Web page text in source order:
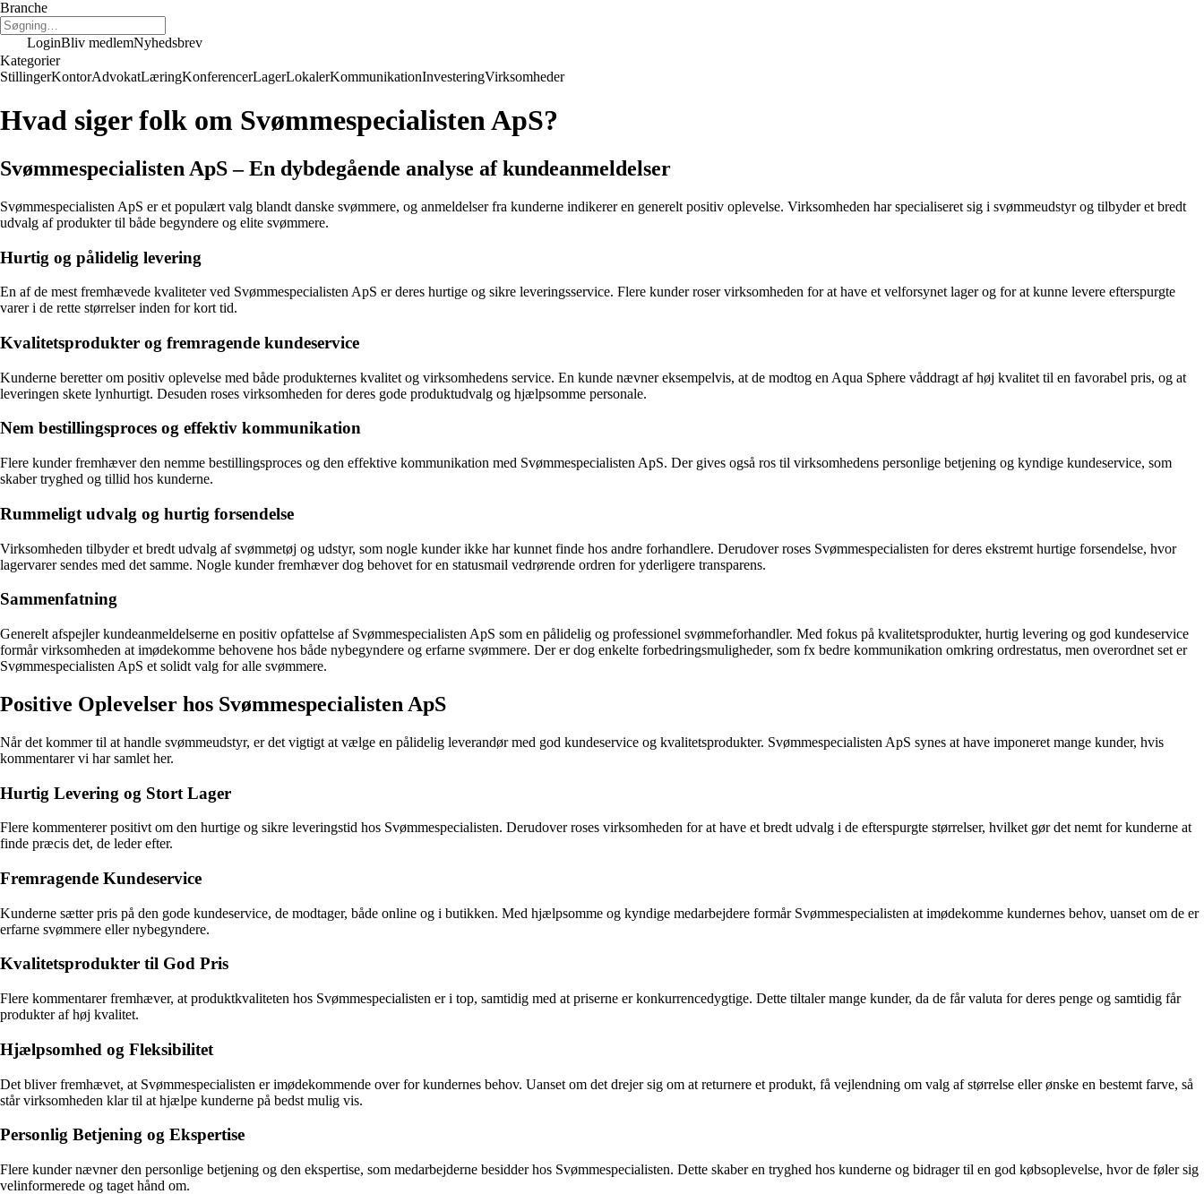
Branche
LoginBliv medlemNyhedsbrev
Kategorier
StillingerKontorAdvokatLæringKonferencerLagerLokalerKommunikationInvesteringVirksomheder
Hvad siger folk om Svømmespecialisten ApS?
Svømmespecialisten ApS – En dybdegående analyse af kundeanmeldelser
Svømmespecialisten ApS er et populært valg blandt danske svømmere, og anmeldelser fra kunderne indikerer en generelt positiv oplevelse. Virksomheden har specialiseret sig i svømmeudstyr og tilbyder et bredt
udvalg af produkter til både begyndere og elite svømmere.
Hurtig og pålidelig levering
En af de mest fremhævede kvaliteter ved Svømmespecialisten ApS er deres hurtige og sikre leveringsservice. Flere kunder roser virksomheden for at have et velforsynet lager og for at kunne levere efterspurgte
varer i de rette størrelser inden for kort tid.
Kvalitetsprodukter og fremragende kundeservice
Kunderne beretter om positiv oplevelse med både produkternes kvalitet og virksomhedens service. En kunde nævner eksempelvis, at de modtog en Aqua Sphere våddragt af høj kvalitet til en favorabel pris, og at
leveringen skete lynhurtigt. Desuden roses virksomheden for deres gode produktudvalg og hjælpsomme personale.
Nem bestillingsproces og effektiv kommunikation
Flere kunder fremhæver den nemme bestillingsproces og den effektive kommunikation med Svømmespecialisten ApS. Der gives også ros til virksomhedens personlige betjening og kyndige kundeservice, som
skaber tryghed og tillid hos kunderne.
Rummeligt udvalg og hurtig forsendelse
Virksomheden tilbyder et bredt udvalg af svømmetøj og udstyr, som nogle kunder ikke har kunnet finde hos andre forhandlere. Derudover roses Svømmespecialisten for deres ekstremt hurtige forsendelse, hvor
lagervarer sendes med det samme. Nogle kunder fremhæver dog behovet for en statusmail vedrørende ordren for yderligere transparens.
Sammenfatning
Generelt afspejler kundeanmeldelserne en positiv opfattelse af Svømmespecialisten ApS som en pålidelig og professionel svømmeforhandler. Med fokus på kvalitetsprodukter, hurtig levering og god kundeservice
formår virksomheden at imødekomme behovene hos både nybegyndere og erfarne svømmere. Der er dog enkelte forbedringsmuligheder, som fx bedre kommunikation omkring ordrestatus, men overordnet set er
Svømmespecialisten ApS et solidt valg for alle svømmere.
Positive Oplevelser hos Svømmespecialisten ApS
Når det kommer til at handle svømmeudstyr, er det vigtigt at vælge en pålidelig leverandør med god kundeservice og kvalitetsprodukter. Svømmespecialisten ApS synes at have imponeret mange kunder, hvis
kommentarer vi har samlet her.
Hurtig Levering og Stort Lager
Flere kommenterer positivt om den hurtige og sikre leveringstid hos Svømmespecialisten. Derudover roses virksomheden for at have et bredt udvalg i de efterspurgte størrelser, hvilket gør det nemt for kunderne at
finde præcis det, de leder efter.
Fremragende Kundeservice
Kunderne sætter pris på den gode kundeservice, de modtager, både online og i butikken. Med hjælpsomme og kyndige medarbejdere formår Svømmespecialisten at imødekomme kundernes behov, uanset om de er
erfarne svømmere eller nybegyndere.
Kvalitetsprodukter til God Pris
Flere kommentarer fremhæver, at produktkvaliteten hos Svømmespecialisten er i top, samtidig med at priserne er konkurrencedygtige. Dette tiltaler mange kunder, da de får valuta for deres penge og samtidig får
produkter af høj kvalitet.
Hjælpsomhed og Fleksibilitet
Det bliver fremhævet, at Svømmespecialisten er imødekommende over for kundernes behov. Uanset om det drejer sig om at returnere et produkt, få vejlendning om valg af størrelse eller ønske en bestemt farve, så
står virksomheden klar til at hjælpe kunderne på bedst mulig vis.
Personlig Betjening og Ekspertise
Flere kunder nævner den personlige betjening og den ekspertise, som medarbejderne besidder hos Svømmespecialisten. Dette skaber en tryghed hos kunderne og bidrager til en god købsoplevelse, hvor de føler sig
velinformerede og taget hånd om.